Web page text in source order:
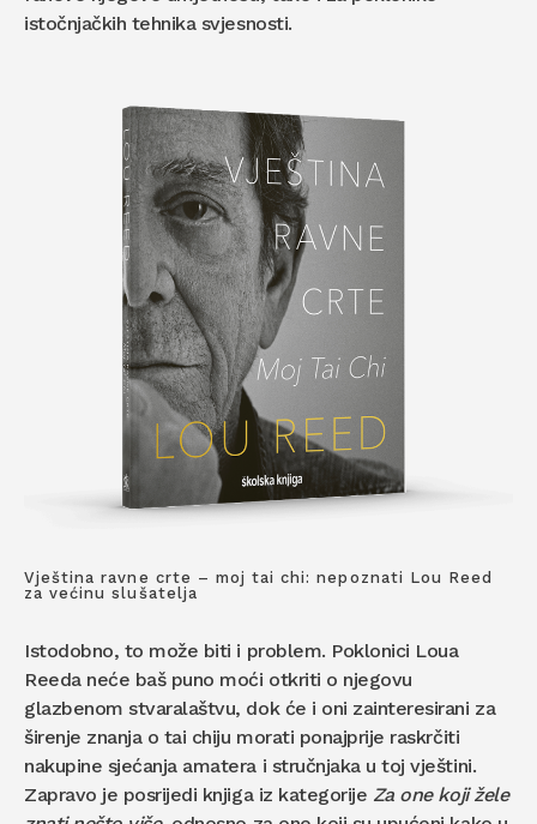
istočnjačkih tehnika svjesnosti.
Vještina ravne crte – moj tai chi: nepoznati Lou Reed
za većinu slušatelja
Istodobno, to može biti i problem. Poklonici Loua
Reeda neće baš puno moći otkriti o njegovu
glazbenom stvaralaštvu, dok će i oni zainteresirani za
širenje znanja o tai chiju morati ponajprije raskrčiti
nakupine sjećanja amatera i stručnjaka u toj vještini.
Zapravo je posrijedi knjiga iz kategorije Za one koji žele